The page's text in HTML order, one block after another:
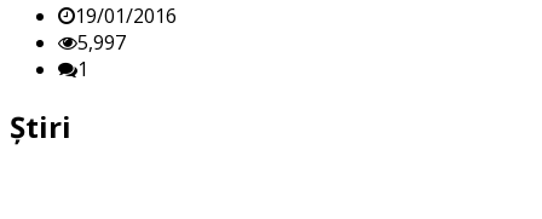
19/01/2016
5,997
1
Știri